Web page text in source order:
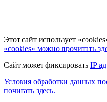
Этот сайт использует
«cookies» можно прочитать
Сайт может фиксировать IP
Условия обработки данных
почитать здесь.